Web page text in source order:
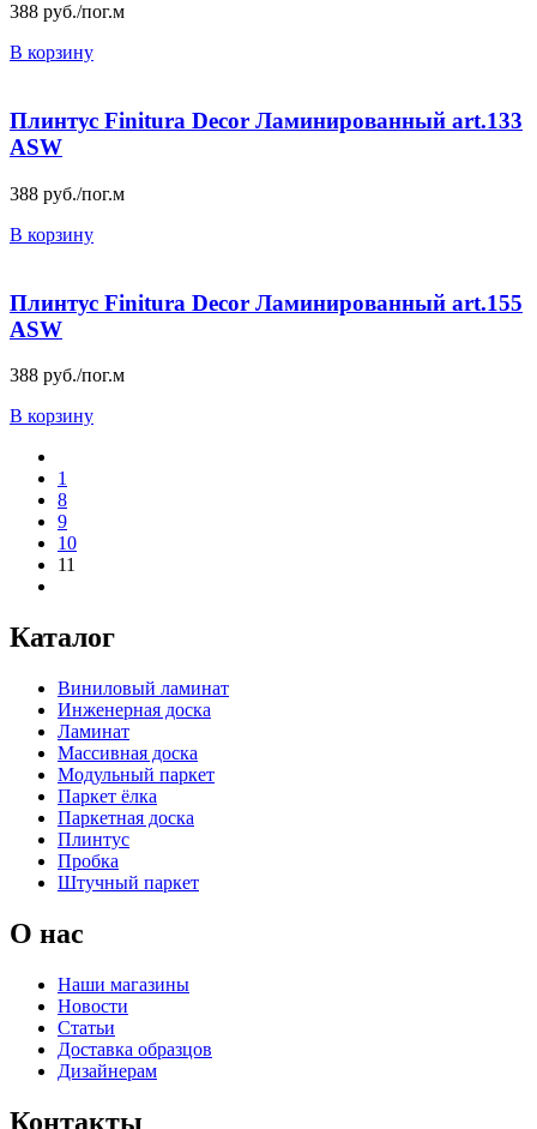
388 руб./пог.м
В корзину
Плинтус Finitura Decor Ламинированный art.133
ASW
388 руб./пог.м
В корзину
Плинтус Finitura Decor Ламинированный art.155
ASW
388 руб./пог.м
В корзину
1
8
9
10
11
Каталог
Виниловый ламинат
Инженерная доска
Ламинат
Массивная доска
Модульный паркет
Паркет ёлка
Паркетная доска
Плинтус
Пробка
Штучный паркет
О нас
Наши магазины
Новости
Статьи
Доставка образцов
Дизайнерам
Контакты